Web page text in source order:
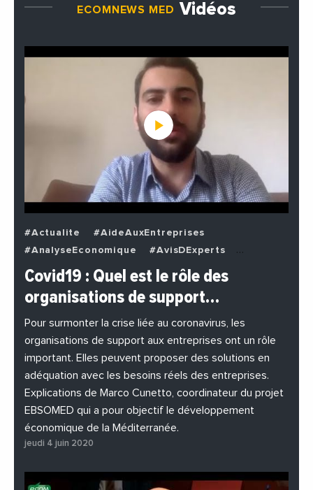
ECOMNEWS MED Vidéos
#Actualite
#AideAuxEntreprises
#AnalyseEconomique
#AvisDExperts
#BuzzNews
#Decideurs
#EchangesMediterraneens
#Economie
#EnDirectDe
#Entreprises
#Institutions
#PhotosEtVideos
Covid19 : Quel est le rôle des
organisations de support…
Pour surmonter la crise liée au coronavirus, les
organisations de support aux entreprises ont un rôle
important. Elles peuvent proposer des solutions en
adéquation avec les besoins réels des entreprises.
Explications de Marco Cunetto, coordinateur du projet
EBSOMED qui a pour objectif le développement
économique de la Méditerranée.
jeudi 4 juin 2020